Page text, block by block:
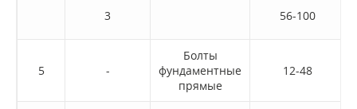
3 56-100
5 -
Болты
фундаментные
прямые
12-48